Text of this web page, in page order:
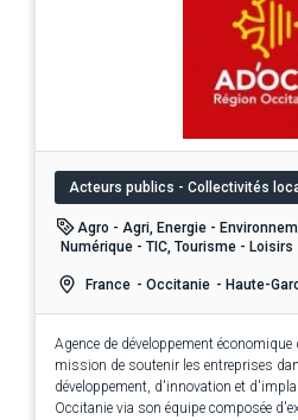
Acteurs publics - Collectivités
Agro - Agri, Energie -
Numérique - TIC, Tourisme - Loisirs
France - Occitanie - Haute-
Agence de développement
mission de soutenir les entreprises
développement, d'innovation et
Occitanie via son équipe composée